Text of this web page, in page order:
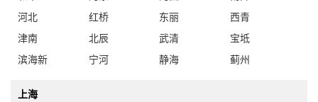
河北
红桥 东丽
西青
津南
北辰 武清
宝坻
滨海新
宁河 静海 蓟州
上海